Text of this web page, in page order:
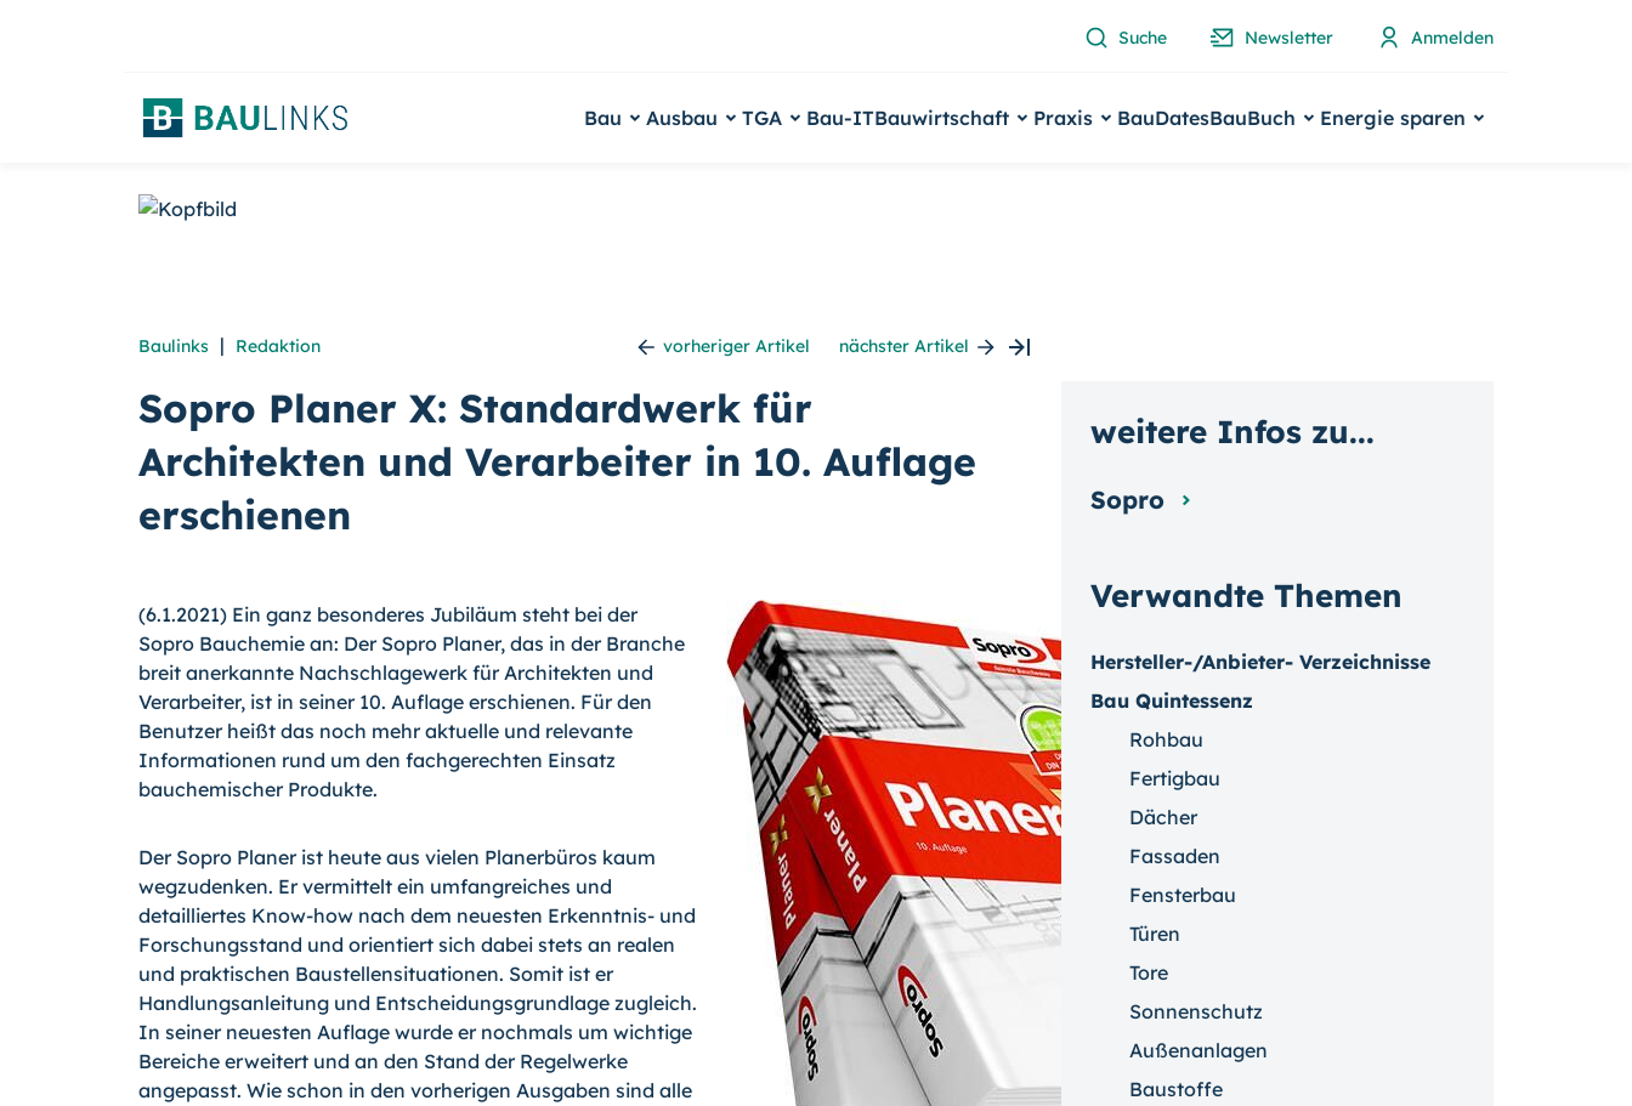
Suche Newsletter Anmelden
Bau Ausbau TGA Bau-ITBauwirtschaft Praxis BauDatesBauBuch Energie sparen
Baulinks | Redaktion vorheriger Artikel nächster Artikel
Sopro Planer X: Standardwerk für
Architekten und Verarbeiter in 10. Auflage
erschienen
(6.1.2021) Ein ganz besonderes Jubiläum steht bei der
Sopro Bauchemie an: Der Sopro Planer, das in der Branche
breit anerkannte Nachschlagewerk für Architekten und
Verarbeiter, ist in seiner 10. Auflage erschienen. Für den
Benutzer heißt das noch mehr aktuelle und relevante
Informationen rund um den fachgerechten Einsatz
bauchemischer Produkte.
Der Sopro Planer ist heute aus vielen Planerbüros kaum
wegzudenken. Er vermittelt ein umfangreiches und
detailliertes Know-how nach dem neuesten Erkenntnis- und
Forschungsstand und orientiert sich dabei stets an realen
und praktischen Baustellensituationen. Somit ist er
Handlungsanleitung und Entscheidungsgrundlage zugleich.
In seiner neuesten Auflage wurde er nochmals um wichtige
Bereiche erweitert und an den Stand der Regelwerke
angepasst. Wie schon in den vorherigen Ausgaben sind alle
Verwandte Themen
Hersteller-/Anbieter- Verzeichnisse
Bau Quintessenz
Rohbau
Fertigbau
Dächer
Fassaden
Fensterbau
Türen
Tore
Sonnenschutz
Außenanlagen
Baustoffe
weitere Infos zu...
Sopro